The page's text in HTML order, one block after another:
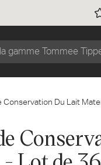
Conservation Du Lait